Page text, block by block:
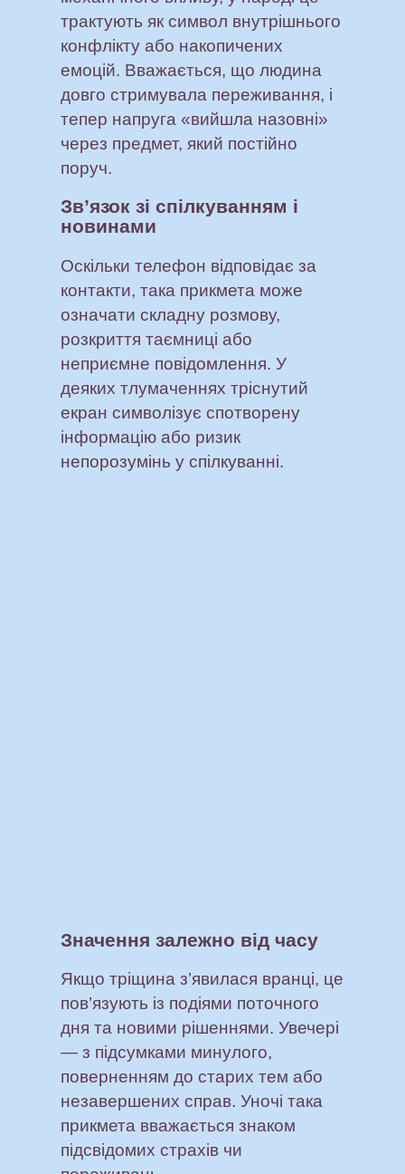
трактують як символ внутрішнього
конфлікту або накопичених
емоцій. Вважається, що людина
довго стримувала переживання, і
тепер напруга «вийшла назовні»
через предмет, який постійно
поруч.
Зв’язок зі спілкуванням і
новинами
Оскільки телефон відповідає за
контакти, така прикмета може
означати складну розмову,
розкриття таємниці або
неприємне повідомлення. У
деяких тлумаченнях тріснутий
екран символізує спотворену
інформацію або ризик
непорозумінь у спілкуванні.
Значення залежно від часу
Якщо тріщина з’явилася вранці, це
пов’язують із подіями поточного
дня та новими рішеннями. Увечері
— з підсумками минулого,
поверненням до старих тем або
незавершених справ. Уночі така
прикмета вважається знаком
підсвідомих страхів чи